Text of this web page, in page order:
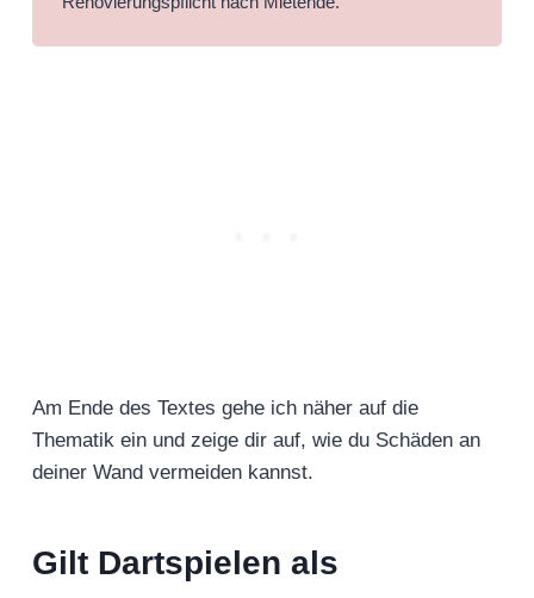
Am Ende des Textes gehe ich näher auf die
Thematik ein und zeige dir auf, wie du Schäden an
deiner Wand vermeiden kannst.
Gilt Dartspielen als